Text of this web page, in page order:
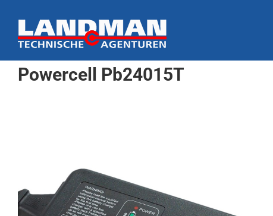
naar
inhoud
Powercell Pb24015T